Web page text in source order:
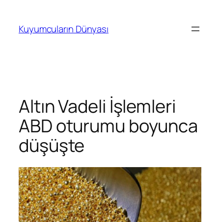
Kuyumcuların Dünyası
Altın Vadeli İşlemleri
ABD oturumu boyunca
düşüşte